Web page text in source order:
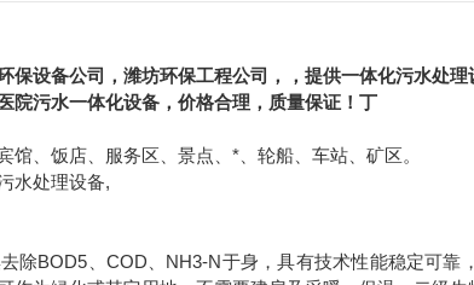
保设备公司，潍坊环保工程公司，，提供一体化污水处
院污水一体化设备，价格合理，质量保证！丁
、饭店、服务区、景点、*、轮船、车站、矿区。
水处理设备,
除BOD5 COD NH3-N于身，具有技术性能稳定可靠